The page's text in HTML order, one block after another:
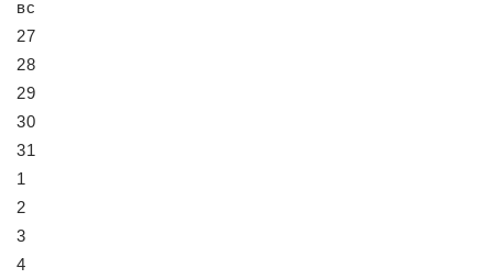
вс
27
28
29
30
31
1
2
3
4